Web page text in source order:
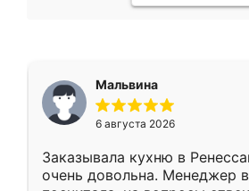
Мальвина
6 августа 2026
Заказывала кухню в
очень довольна. Менеджер